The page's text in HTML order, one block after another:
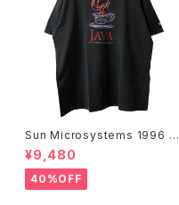
Sun Microsystems 1996 JA
VA DAY CMU '96 Promo Te
e
¥9,480
40%OFF